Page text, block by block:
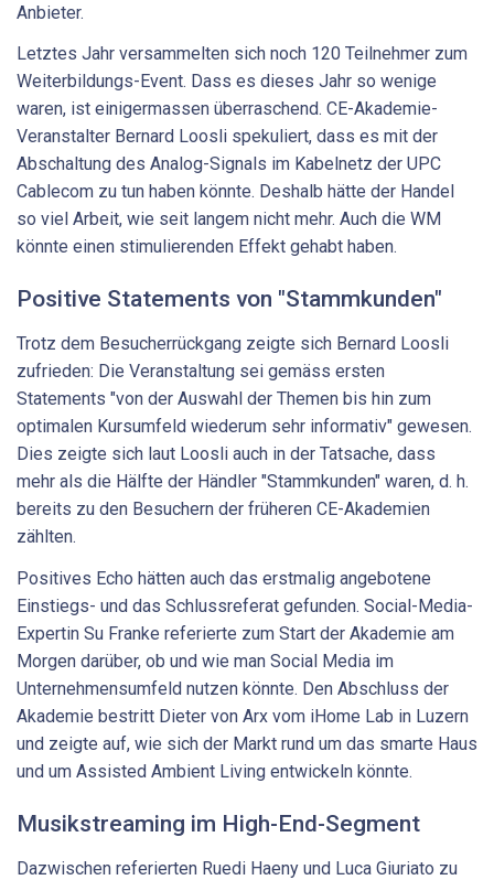
Anbieter.
Letztes Jahr versammelten sich noch 120 Teilnehmer zum
Weiterbildungs-Event. Dass es dieses Jahr so wenige
waren, ist einigermassen überraschend. CE-Akademie-
Veranstalter Bernard Loosli spekuliert, dass es mit der
Abschaltung des Analog-Signals im Kabelnetz der UPC
Cablecom zu tun haben könnte. Deshalb hätte der Handel
so viel Arbeit, wie seit langem nicht mehr. Auch die WM
könnte einen stimulierenden Effekt gehabt haben.
Positive Statements von "Stammkunden"
Trotz dem Besucherrückgang zeigte sich Bernard Loosli
zufrieden: Die Veranstaltung sei gemäss ersten
Statements "von der Auswahl der Themen bis hin zum
optimalen Kursumfeld wiederum sehr informativ" gewesen.
Dies zeigte sich laut Loosli auch in der Tatsache, dass
mehr als die Hälfte der Händler "Stammkunden" waren, d. h.
bereits zu den Besuchern der früheren CE-Akademien
zählten.
Positives Echo hätten auch das erstmalig angebotene
Einstiegs- und das Schlussreferat gefunden. Social-Media-
Expertin Su Franke referierte zum Start der Akademie am
Morgen darüber, ob und wie man Social Media im
Unternehmensumfeld nutzen könnte. Den Abschluss der
Akademie bestritt Dieter von Arx vom iHome Lab in Luzern
und zeigte auf, wie sich der Markt rund um das smarte Haus
und um Assisted Ambient Living entwickeln könnte.
Musikstreaming im High-End-Segment
Dazwischen referierten Ruedi Haeny und Luca Giuriato zu